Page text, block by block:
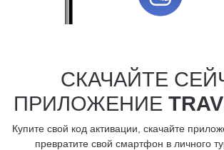
СКАЧАЙТЕ
ПРИЛОЖЕНИЕ
Купите свой код активации, скачайте
превратите свой смартфон в личного